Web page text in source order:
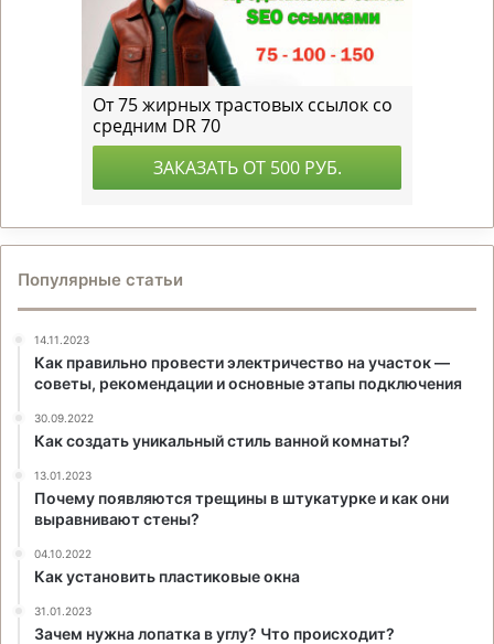
Популярные статьи
14.11.2023
Как правильно провести электричество на участок —
советы, рекомендации и основные этапы подключения
30.09.2022
Как создать уникальный стиль ванной комнаты?
13.01.2023
Почему появляются трещины в штукатурке и как они
выравнивают стены?
04.10.2022
Как установить пластиковые окна
31.01.2023
Зачем нужна лопатка в углу? Что происходит?